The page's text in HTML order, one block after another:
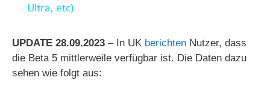
V
Ultra, etc)
UPDATE 28.09.2023 – In UK berichten Nutzer, dass
die Beta 5 mittlerweile verfügbar ist. Die Daten dazu
sehen wie folgt aus: